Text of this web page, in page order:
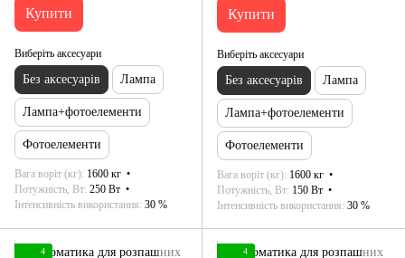
Купити
Виберіть аксесуари
Без аксесуарів Лампа
Лампа+фотоелементи
Фотоелементи
Вага воріт (кг) 1600 кг
Потужність, Вт 250 Вт
Інтенсивність використання 30 %
Купити
Виберіть аксесуари
Без аксесуарів Лампа
Лампа+фотоелементи
Фотоелементи
Вага воріт (кг) 1600 кг
Потужність, Вт 150 Вт
Інтенсивність використання 30 %
4
4